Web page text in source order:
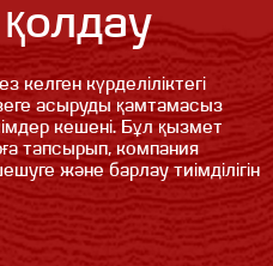
күрделіліктегі
асыруды қамтамасыз
кешені. Бұл қызмет
тапсырып, компания
және барлау тиімділігін